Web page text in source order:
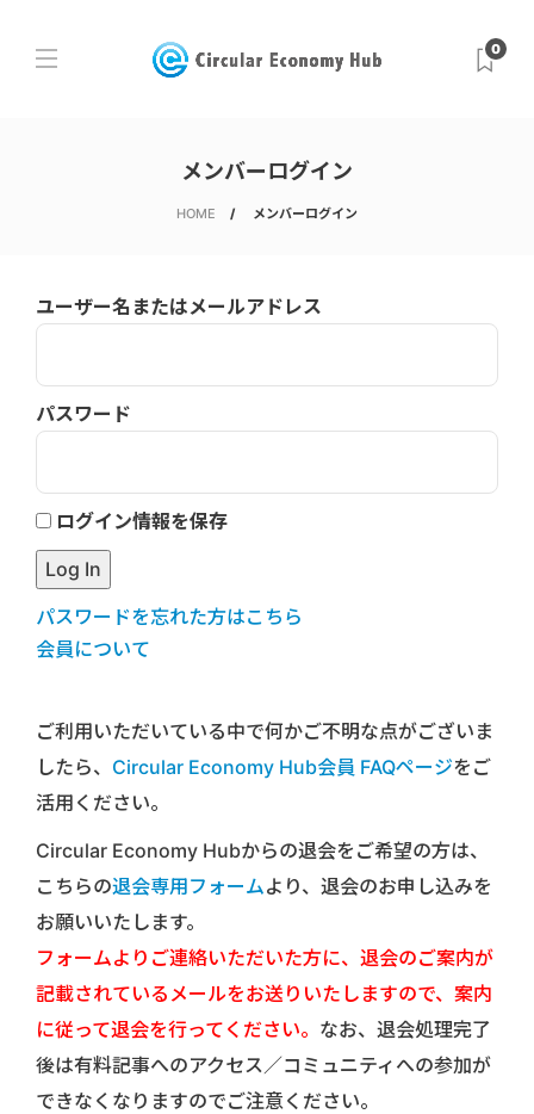
0
メンバーログイン
HOME メンバーログイン
ユーザー名またはメールアドレス
パスワード
ログイン情報を保存
パスワードを忘れた方はこちら
会員について
ご利用いただいている中で何かご不明な点がございま
したら、 Circular Economy Hub会員 FAQページをご
活用ください。
Circular Economy Hubからの退会をご希望の方は、
こちらの退会専用フォームより、退会のお申し込みを
お願いいたします。
フォームよりご連絡いただいた方に、退会のご案内が
記載されているメールをお送りいたしますので、案内
に従って退会を行ってください。 なお、退会処理完了
後は有料記事へのアクセス／コミュニティへの参加が
できなくなりますのでご注意ください。